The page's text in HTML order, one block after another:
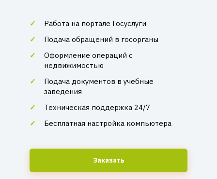
Работа на портале Госуслуги
Подача обращений в госорганы
Оформление операций с
недвижимостью
Подача документов в учебные
заведения
Техническая поддержка 24/7
Бесплатная настройка компьютера
Заказать